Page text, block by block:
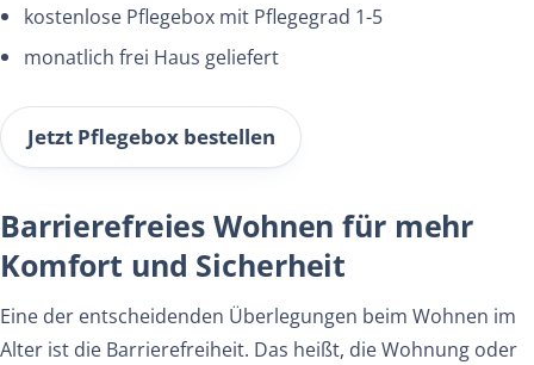
kostenlose Pflegebox mit Pflegegrad 1-5
monatlich frei Haus geliefert
Jetzt Pflegebox bestellen
Barrierefreies Wohnen für mehr
Komfort und Sicherheit
Eine der entscheidenden Überlegungen beim Wohnen im
Alter ist die Barrierefreiheit. Das heißt, dieWohnung oder